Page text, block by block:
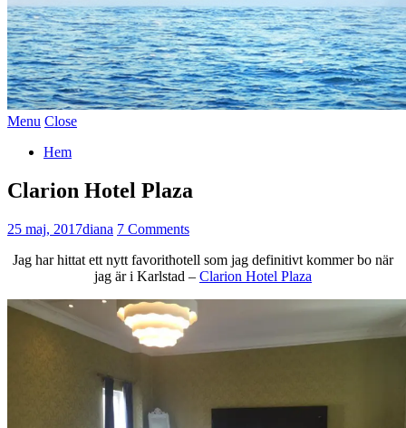
Menu Close
Hem
Clarion Hotel Plaza
25 maj, 2017diana 7 Comments
Jag har hittat ett nytt favorithotell som jag definitivt kommer bo när
jag är i Karlstad – Clarion Hotel Plaza